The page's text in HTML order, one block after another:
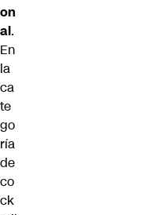
on
al.
En
la
ca
te
go
ría
de
co
ck